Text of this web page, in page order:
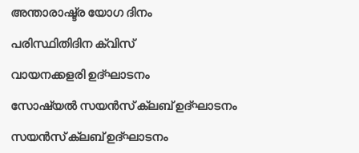
അന്താരാഷ്ട്ര യോഗ ദിനം
പരിസ്ഥിതിദിന ക്വിസ്
വായനക്കളരി ഉദ്‌ഘാടനം
സോഷ്യൽ സയൻസ് ക്ലബ് ഉദ്‌ഘാടനം
സയൻസ് ക്ലബ് ഉദ്‌ഘാടനം